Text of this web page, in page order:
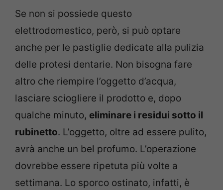
Se non si possiede questo
elettrodomestico, però, si può optare
anche per le pastiglie dedicate alla pulizia
delle protesi dentarie. Non bisogna fare
altro che riempire l’oggetto d’acqua,
lasciare sciogliere il prodotto e, dopo
qualche minuto, eliminare i residui sotto il
rubinetto. L’oggetto, oltre ad essere pulito,
avrà anche un bel profumo. L’operazione
dovrebbe essere ripetuta più volte a
settimana. Lo sporco ostinato, infatti, è